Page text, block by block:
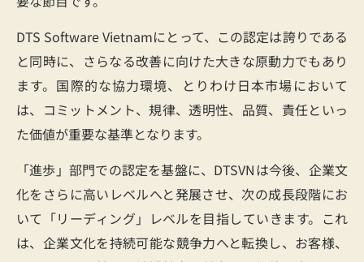
DTS Software Vietnamにとって、この認定は誇りである
と同時に、さらなる改善に向けた大きな原動力でもあり
ます。国際的な協力環境、とりわけ日本市場において
は、コミットメント、規律、透明性、品質、責任といっ
た価値が重要な基準となります。
「進歩」部門での認定を基盤に、DTSVNは今後、企業文
化をさらに高いレベルへと発展させ、次の成長段階にお
いて「リーディング」レベルを目指していきます。これ
は、企業文化を持続可能な競争力へと転換し、お客様、